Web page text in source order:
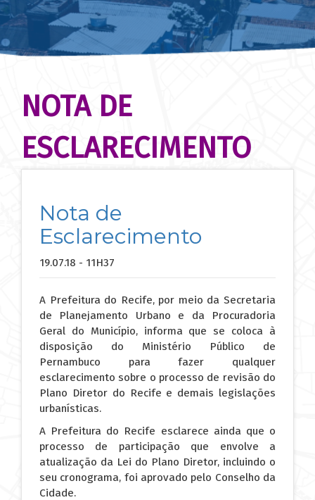
NOTA DE
ESCLARECIMENTO
Nota de
Esclarecimento
19.07.18 - 11H37
A Prefeitura do Recife, por meio da Secretaria
de Planejamento Urbano e da Procuradoria
Geral do Município, informa que se coloca à
disposição do Ministério Público de
Pernambuco para fazer qualquer
esclarecimento sobre o processo de revisão do
Plano Diretor do Recife e demais legislações
urbanísticas.
A Prefeitura do Recife esclarece ainda que o
processo de participação que envolve a
atualização da Lei do Plano Diretor, incluindo o
seu cronograma, foi aprovado pelo Conselho da
Cidade.